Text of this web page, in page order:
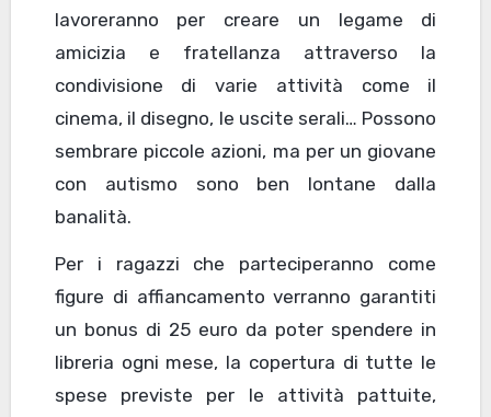
lavoreranno per creare un legame di
amicizia e fratellanza attraverso la
condivisione di varie attività come il
cinema, il disegno, le uscite serali… Possono
sembrare piccole azioni, ma per un giovane
con autismo sono ben lontane dalla
banalità.
Per i ragazzi che parteciperanno come
figure di affiancamento verranno garantiti
un bonus di 25 euro da poter spendere in
libreria ogni mese, la copertura di tutte le
spese previste per le attività pattuite,